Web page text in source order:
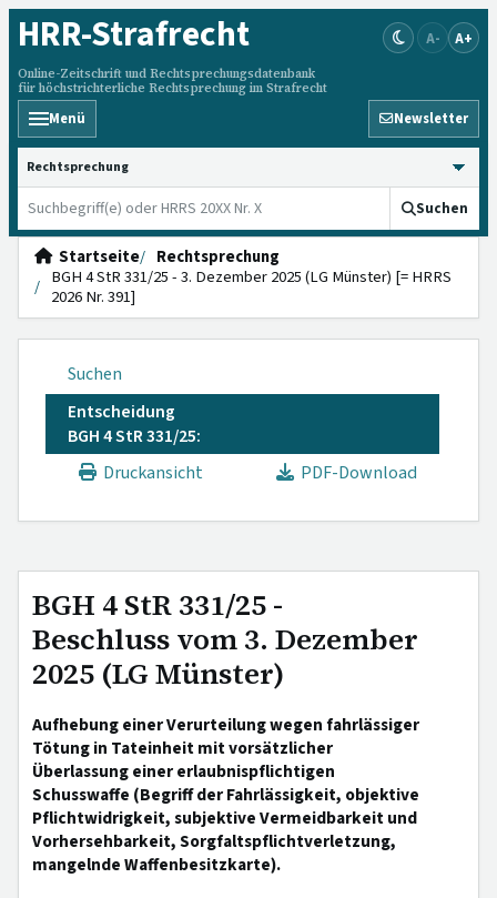
HRR-Strafrecht
Online-Zeitschrift und Rechtsprechungsdatenbank
für höchstrichterliche Rechtsprechung im Strafrecht
A- A+
Menü Newsletter
HRRS durchsuchen
Suchen
Startseite
Rechtsprechung
BGH 4 StR 331/25 - 3. Dezember 2025 (LG Münster) [= HRRS
2026 Nr. 391]
Suchen
Entscheidung
BGH 4 StR 331/25:
Druckansicht
PDF-Download
BGH 4 StR 331/25 -
Beschluss vom 3. Dezember
2025 (LG Münster)
Aufhebung einer Verurteilung wegen fahrlässiger
Tötung in Tateinheit mit vorsätzlicher
Überlassung einer erlaubnispflichtigen
Schusswaffe (Begriff der Fahrlässigkeit, objektive
Pflichtwidrigkeit, subjektive Vermeidbarkeit und
Vorhersehbarkeit, Sorgfaltspflichtverletzung,
mangelnde Waffenbesitzkarte).